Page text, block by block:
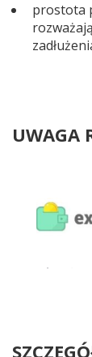
prostota
UWAGA